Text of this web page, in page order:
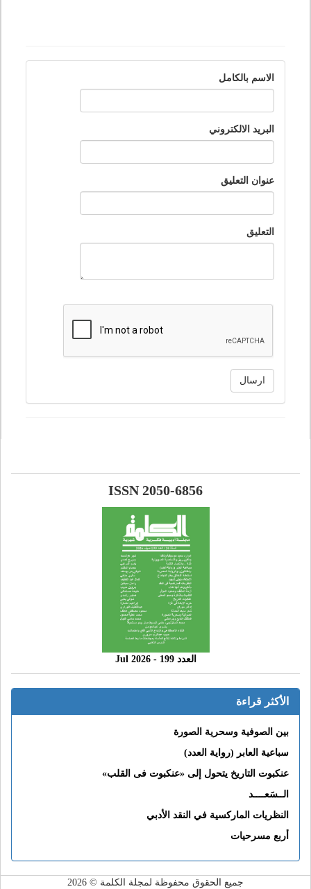
الاسم بالكامل
البريد الالكتروني
عنوان التعليق
التعليق
ارسال
ISSN 2050-6856
العدد 199 - 2026 Jul
الأكثر قراءة
بين الصوفية وسحرية الصورة
سباعية العابر (رواية العدد)
عنكبوت التاريخ يتحول إلى «عنكبوت فى القلب»
الــسَعــــد
النظريات الماركسية في النقد الأدبي
أربع مسرحيات
جميع الحقوق محفوظة لمجلة الكلمة © 2026